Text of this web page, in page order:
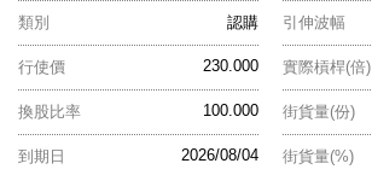
認購
類別 引伸波幅
230.000
行使價 實際槓桿(倍)
100.000
換股比率 街貨量(份)
2026/08/04
到期日 街貨量(%)